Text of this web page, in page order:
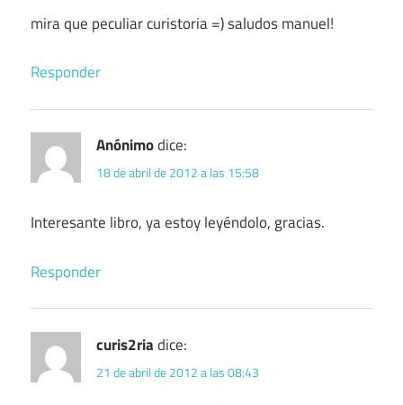
mira que peculiar curistoria =) saludos manuel!
Responder
Anónimodice:
18 de abril de 2012 a las 15:58
Interesante libro, ya estoy leyéndolo, gracias.
Responder
curis2riadice:
21 de abril de 2012 a las 08:43